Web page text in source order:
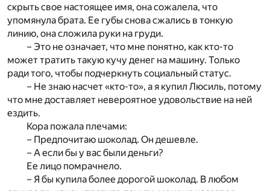
скрыть свое настоящее имя, она сожалела, что
упомянула брата. Ее губы снова сжались в тонкую
линию, она сложила руки на груди.
– Это не означает, что мне понятно, как кто-то
может тратить такую кучу денег на машину. Только
ради того, чтобы подчеркнуть социальный статус.
– Не знаю насчет «кто-то», а я купил Люсиль, потому
что мне доставляет невероятное удовольствие на ней
ездить.
Кора пожала плечами:
– Предпочитаю шоколад. Он дешевле.
– А если бы у вас были деньги?
Ее лицо помрачнело.
– Я бы купила более дорогой шоколад. В любом